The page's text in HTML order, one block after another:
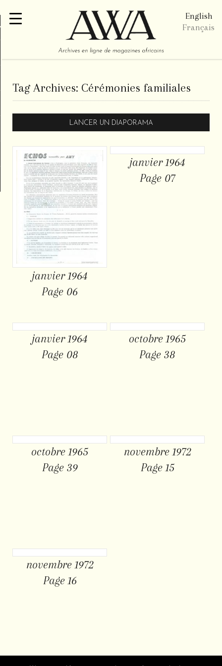
English
Français
Tag Archives: Cérémonies familiales
LANCER UN DIAPORAMA
janvier 1964
Page 06
janvier 1964
Page 07
janvier 1964
Page 08
octobre 1965
Page 38
octobre 1965
Page 39
novembre 1972
Page 15
novembre 1972
Page 16